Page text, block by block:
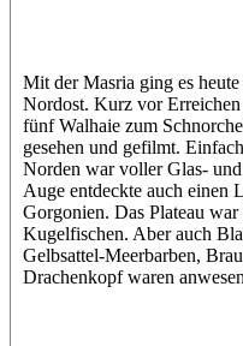
Mit der Masria ging es
Nordost. Kurz vor
fünf Walhaie zum
gesehen und gefilmt.
Norden war voller Glas-
Auge entdeckte auch einen
Gorgonien. Das Plateau
Kugelfischen. Aber auch
Gelbsattel-Meerbarben,
Drachenkopf waren